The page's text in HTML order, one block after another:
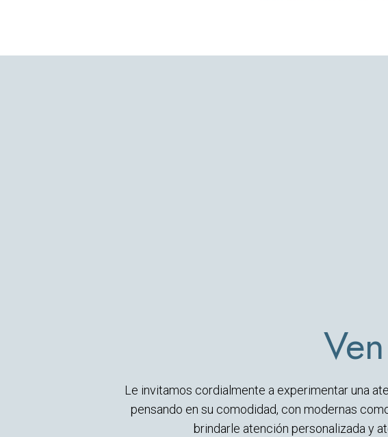
Ven
Le invitamos cordialmente a experimentar una
pensando en su comodidad, con modernas
brindarle atención personalizada y